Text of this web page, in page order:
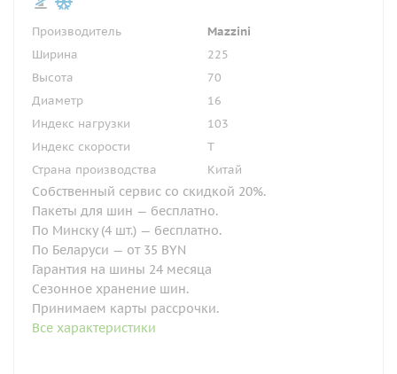
Производитель
Mazzini
Ширина
225
Высота
70
Диаметр
16
Индекс нагрузки
103
Индекс скорости
T
Страна производства
Китай
Собственный сервис со скидкой 20%.
Пакеты для шин — бесплатно.
По Минску (4 шт.) — бесплатно.
По Беларуси — от 35 BYN
Гарантия на шины 24 месяца
Сезонное хранение шин.
Принимаем карты рассрочки.
Все характеристики